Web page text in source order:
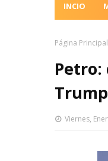
INCIO
Página Principal
Petro:
Trump
Viernes,